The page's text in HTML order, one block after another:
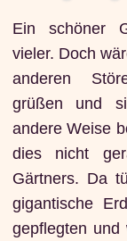
Ein schöner
vieler. Doch
anderen
grüßen und
andere Weise
dies nicht
Gärtners. Da
gigantische
gepflegten und